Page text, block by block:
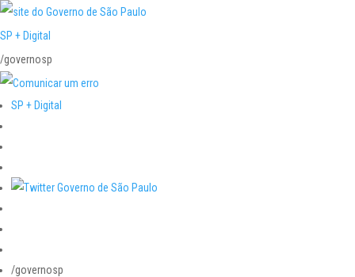
SP + Digital
/governosp
SP + Digital
/governosp